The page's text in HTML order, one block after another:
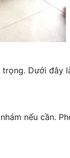
Dưới đây
nếu cần.